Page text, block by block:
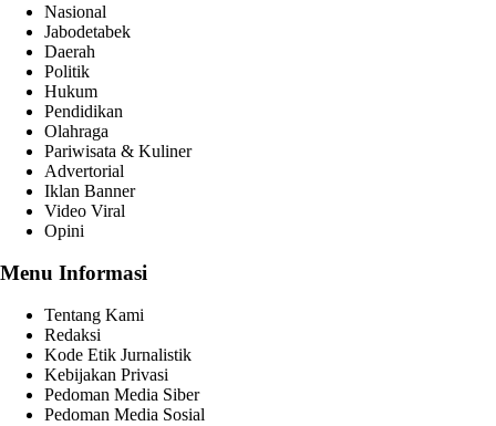
Nasional
Jabodetabek
Daerah
Politik
Hukum
Pendidikan
Olahraga
Pariwisata & Kuliner
Advertorial
Iklan Banner
Video Viral
Opini
Menu Informasi
Tentang Kami
Redaksi
Kode Etik Jurnalistik
Kebijakan Privasi
Pedoman Media Siber
Pedoman Media Sosial